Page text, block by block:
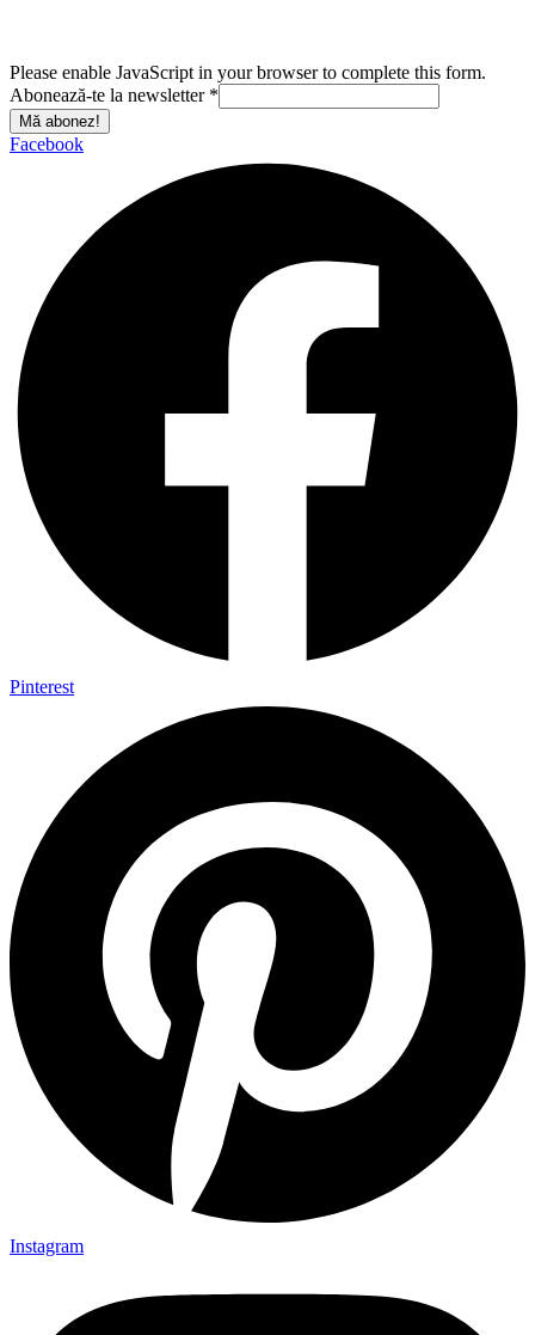
Please enable JavaScript in your browser to complete this form.
Abonează-te la newsletter *
Mă abonez!
Facebook
Pinterest
Instagram